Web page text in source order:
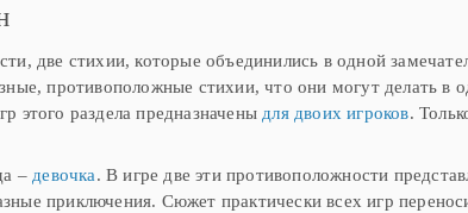
две стихии, которые объединились в одной
противоположные стихии, что они могут делать в
этого раздела предназначены для двоих игроков.
– девочка. В игре две эти противоположности
приключения. Сюжет практически всех игр